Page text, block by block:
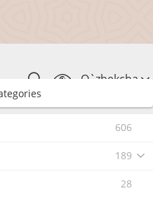
O`zbekcha
606
189
28